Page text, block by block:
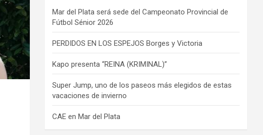
Mar del Plata será sede del Campeonato Provincial de
Fútbol Sénior 2026
PERDIDOS EN LOS ESPEJOS Borges y Victoria
Kapo presenta “REINA (KRIMINAL)”
Super Jump, uno de los paseos más elegidos de estas
vacaciones de invierno
CAE en Mar del Plata